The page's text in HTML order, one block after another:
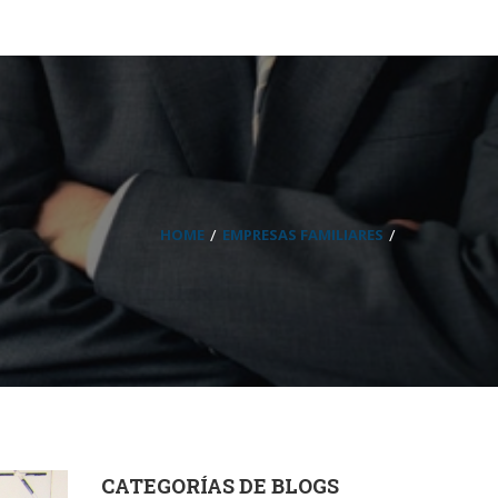
HOME EMPRESAS FAMILIARES
CATEGORÍAS DE BLOGS